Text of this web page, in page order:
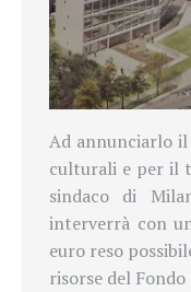
Ad annunciarlo
culturali e per il
sindaco di
interverrà con
euro reso
risorse del